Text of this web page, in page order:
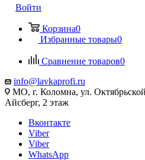
Войти
Корзина0
Избранные товары0
Сравнение товаров0
info@lavkaprofi.ru
МО, г. Коломна, ул.
Айсберг, 2 этаж
Вконтакте
Viber
Viber
WhatsApp